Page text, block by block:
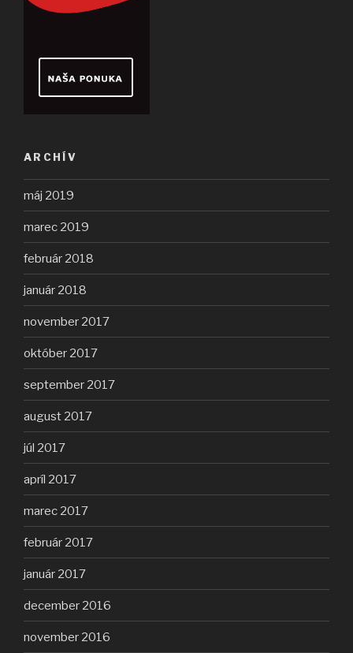
ARCHÍV
máj 2019
marec 2019
február 2018
január 2018
november 2017
október 2017
september 2017
august 2017
júl 2017
apríl 2017
marec 2017
február 2017
január 2017
december 2016
november 2016